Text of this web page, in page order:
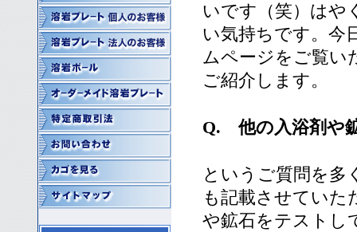
いです（笑）はや
い気持ちです。今
ムページをご覧い
ご紹介します。
Q. 他の入浴剤や
というご質問を多
も記載させていた
や鉱石をテストし